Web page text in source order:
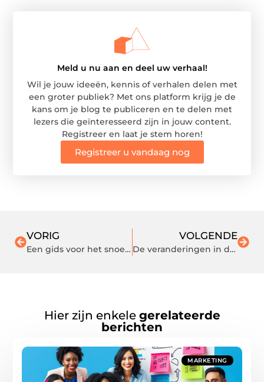
Meld u nu aan en deel uw verhaal!
Wil je jouw ideeën, kennis of verhalen delen met
een groter publiek? Met ons platform krijg je de
kans om je blog te publiceren en te delen met
lezers die geïnteresseerd zijn in jouw content.
Registreer en laat je stem horen!
Registreer u vandaag nog
VORIG
Een gids voor het snoeien van olijfbomen: Tips en trucs voor drukke tuiniers
VOLGENDE
De veranderingen in dieet en levensstijl die u moet maken om vetzuchtige leverziekte te verslaan
Hier zijn enkele gerelateerde
berichten
MARKETING